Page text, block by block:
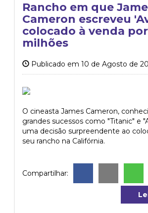
Rancho em que
Cameron escreveu
colocado à venda por
milhões
Publicado em 10 de Agosto de
O cineasta James Cameron,
grandes sucessos como "Titanic" e
uma decisão surpreendente ao
seu rancho na Califórnia.
Compartilhar: